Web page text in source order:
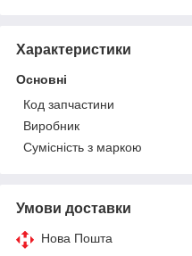
Характеристики
Основні
Код запчастини
Виробник
Сумісність з маркою
Умови доставки
Нова Пошта